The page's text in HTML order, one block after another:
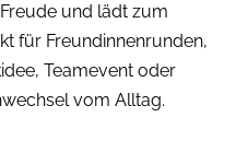
und lädt zum
für Freundinnenrunden,
Teamevent oder
vom Alltag.